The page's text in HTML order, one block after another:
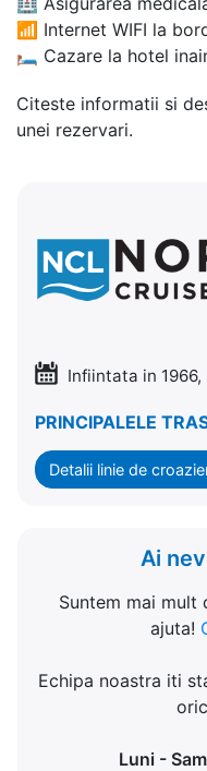
📶 Internet WIFI la
🛏 Cazare la hotel
Citeste informatii si
unei rezervari.
Infiintata in 1966,
PRINCIPALELE
Detalii linie de
Ai
Suntem mai mult
ajuta!
Echipa noastra iti
Luni -